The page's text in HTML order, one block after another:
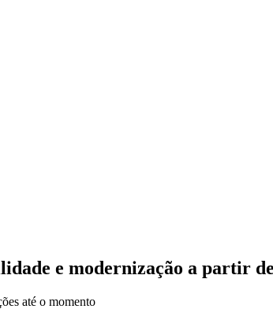
e modernização a partir
até o momento